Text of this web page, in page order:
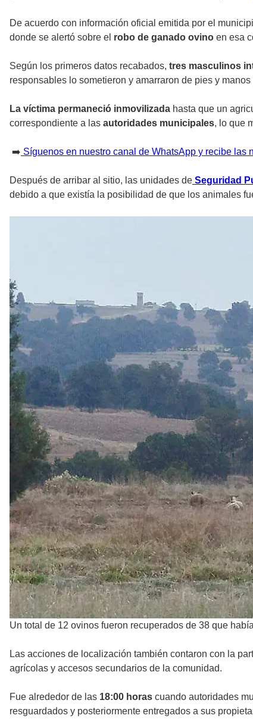
De acuerdo con información oficial emitida por el
donde se alertó sobre el robo de ganado ovino en esa
Según los primeros datos recabados, tres masculinos
responsables lo sometieron y amarraron de pies y
La víctima permaneció inmovilizada hasta que un
correspondiente a las autoridades municipales, lo que
➡️ Síguenos en nuestro canal de WhatsApp y recibe las
Después de arribar al sitio, las unidades de Seguridad
debido a que existía la posibilidad de que los animales
Un total de 12 ovinos fueron recuperados de 38 que
Las acciones de localización también contaron con la
agrícolas y accesos secundarios de la comunidad.
Fue alrededor de las 18:00 horas cuando autoridades
resguardados y posteriormente entregados a sus